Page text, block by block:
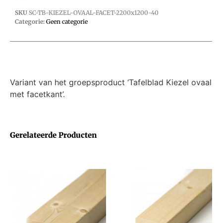
Gerelateerde Producten
SKU SC-TB-KIEZEL-OVAAL-FACET-2200x1200-40
Categorie: Geen categorie
Variant van het groepsproduct ‘Tafelblad Kiezel ovaal
met facetkant’.